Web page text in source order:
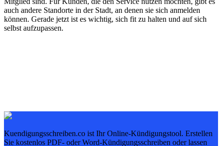
auch andere Standorte in der Stadt, an denen sie sich anmelden
können. Gerade jetzt ist es wichtig, sich fit zu halten und auf sich
selbst aufzupassen.
Kuendigungsschreiben.co ist Ihr Online-Kündigungstool. Erstellen
Sie kostenlos PDF- oder Word-Kündigungsschreiben oder lassen